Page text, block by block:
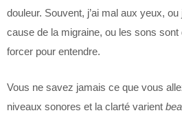
douleur. Souvent, j’ai mal aux yeux,
cause de la migraine, ou les sons sont
forcer pour entendre.
Vous ne savez jamais ce que vous
niveaux sonores et la clarté varient